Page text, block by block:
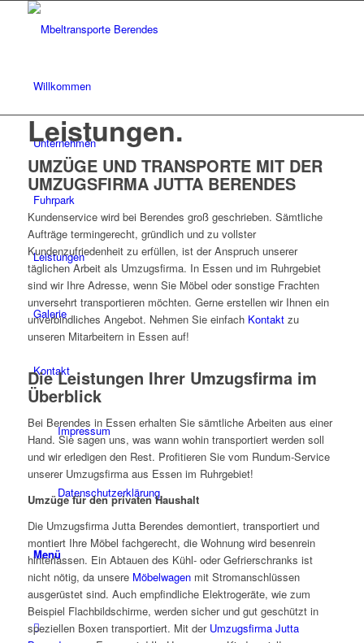
Willkommen
Unternehmen
Fuhrpark
Leistungen
Galerie
Kontakt
Impressum
Datenschutzerklärung
Menü
Leistungen.
UMZÜGE UND TRANSPORTE MIT DER
UMZUGSFIRMA JUTTA BERENDES
Kundenservice wird bei Berendes groß geschrieben. Sämtliche
Aufträge termingerecht, gründlich und zu vollster
Kundenzufriedenheit zu erfüllen, ist der Anspruch unserer
täglichen Arbeit als Umzugsfirma. In Essen und im Ruhrgebiet
sind wir Ihre Adresse, wenn Sie Möbel oder sonstige Frachten
unversehrt transportieren möchten. Gerne erstellen wir Ihnen ein
unverbindliches Angebot. Nehmen Sie einfach Kontaktzu
unseren Mitarbeitern in Essen auf!
Die Leistungen Ihrer Umzugsfirma im
Überblick
Bei Berendes in Essen erhalten Sie sämtliche Arbeiten aus einer
Hand. Sie sagen uns, was wann wohin transportiert werden soll
und wir erledigen den Rest. Profitieren Sie vom Rundum-Service
unserer Umzugsfirma aus Essen im Ruhrgebiet!
Umzüge für den privaten Haushalt
Die Umzugsfirma Jutta Berendes demontiert, transportiert und
montiert Ihre Möbel fachgerecht, die Wohnung wird besenrein
hinterlassen. Ein Abtauen des Kühl- oder Gefrierschranks ist
nicht nötig, da unsere Möbelwagenmit Stromanschlüssen
ausgerüstet sind. Auch empfindliche Elektrogeräte, wie zum
Beispiel Flachbildschirme, werden sicher und gut geschützt in
speziellen Boxen transportiert. Mit der Umzugsfirma Jutta